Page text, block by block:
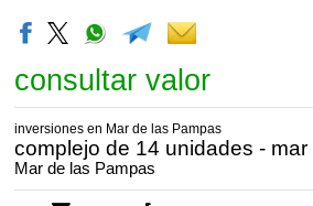
consultar valor
inversiones en Mar de las Pampas
complejo de 14 unidades -
Mar de las Pampas